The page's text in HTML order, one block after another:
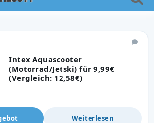
Intex Aquascooter
(Motorrad/Jetski) für 9,99€
(Vergleich: 12,58€)
Weiterlesen